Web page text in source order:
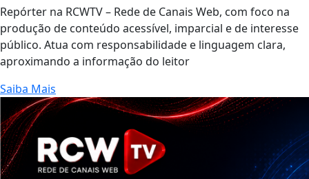
Repórter na RCWTV – Rede de Canais Web, com foco na
produção de conteúdo acessível, imparcial e de interesse
público. Atua com responsabilidade e linguagem clara,
aproximando a informação do leitor
Saiba Mais